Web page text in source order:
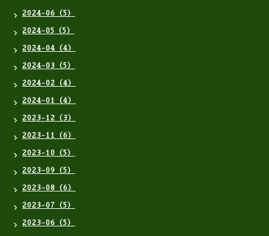
2024-06（5）
2024-05（5）
2024-04（4）
2024-03（5）
2024-02（4）
2024-01（4）
2023-12（3）
2023-11（6）
2023-10（5）
2023-09（5）
2023-08（6）
2023-07（5）
2023-06（5）